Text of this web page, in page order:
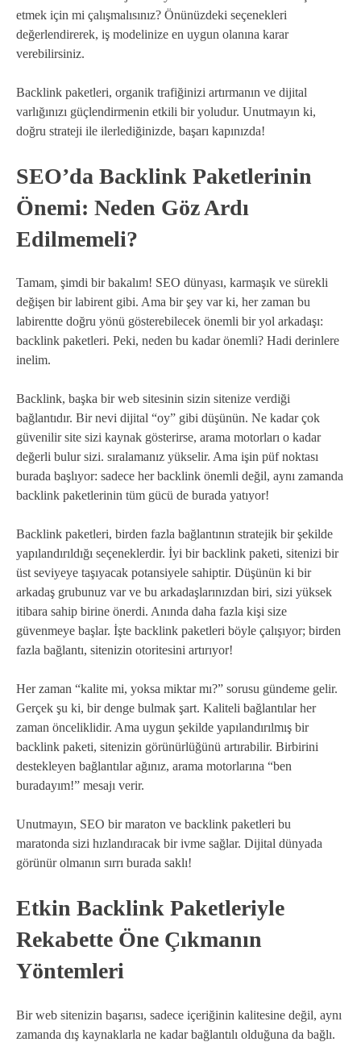
etmek için mi çalışmalısınız? Önünüzdeki seçenekleri
değerlendirerek, iş modelinize en uygun olanına karar
verebilirsiniz.
Backlink paketleri, organik trafiğinizi artırmanın ve dijital
varlığınızı güçlendirmenin etkili bir yoludur. Unutmayın ki,
doğru strateji ile ilerlediğinizde, başarı kapınızda!
SEO’da Backlink Paketlerinin
Önemi: Neden Göz Ardı
Edilmemeli?
Tamam, şimdi bir bakalım! SEO dünyası, karmaşık ve sürekli
değişen bir labirent gibi. Ama bir şey var ki, her zaman bu
labirentte doğru yönü gösterebilecek önemli bir yol arkadaşı:
backlink paketleri. Peki, neden bu kadar önemli? Hadi derinlere
inelim.
Backlink, başka bir web sitesinin sizin sitenize verdiği
bağlantıdır. Bir nevi dijital “oy” gibi düşünün. Ne kadar çok
güvenilir site sizi kaynak gösterirse, arama motorları o kadar
değerli bulur sizi. sıralamanız yükselir. Ama işin püf noktası
burada başlıyor: sadece her backlink önemli değil, aynı zamanda
backlink paketlerinin tüm gücü de burada yatıyor!
Backlink paketleri, birden fazla bağlantının stratejik bir şekilde
yapılandırıldığı seçeneklerdir. İyi bir backlink paketi, sitenizi bir
üst seviyeye taşıyacak potansiyele sahiptir. Düşünün ki bir
arkadaş grubunuz var ve bu arkadaşlarınızdan biri, sizi yüksek
itibara sahip birine önerdi. Anında daha fazla kişi size
güvenmeye başlar. İşte backlink paketleri böyle çalışıyor; birden
fazla bağlantı, sitenizin otoritesini artırıyor!
Her zaman “kalite mi, yoksa miktar mı?” sorusu gündeme gelir.
Gerçek şu ki, bir denge bulmak şart. Kaliteli bağlantılar her
zaman önceliklidir. Ama uygun şekilde yapılandırılmış bir
backlink paketi, sitenizin görünürlüğünü artırabilir. Birbirini
destekleyen bağlantılar ağınız, arama motorlarına “ben
buradayım!” mesajı verir.
Unutmayın, SEO bir maraton ve backlink paketleri bu
maratonda sizi hızlandıracak bir ivme sağlar. Dijital dünyada
görünür olmanın sırrı burada saklı!
Etkin Backlink Paketleriyle
Rekabette Öne Çıkmanın
Yöntemleri
Bir web sitenizin başarısı, sadece içeriğinin kalitesine değil, aynı
zamanda dış kaynaklarla ne kadar bağlantılı olduğuna da bağlı.